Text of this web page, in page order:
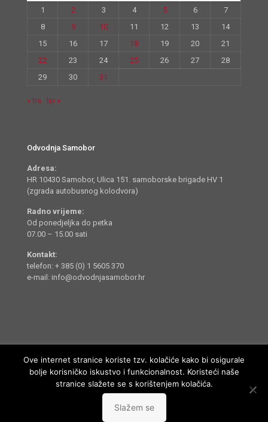
1
2 3 4 5 6
7
8
9 10 11 12 13
14
15
16 17 18 19 20
21
22
23 24 25 26 27
28
29
30 31
« tra lip »
Odvodnja Samobor
Adresa:
HR 10430 Samobor, Ulica 151. samoborske brigade HV 1
(zgrada autobusnog kolodvora)
Radno vrijeme:
Od ponedjeljka do petka
07.00 – 15.00 sati
Kontakt:
telefon: + 385 (0) 1 5605 370
e-mail: info@odvodnjasamobor.hr
Odvodnja Samobor d.o.o. © 2014 - 2022. Sva prava pridržana.
Ove internet stranice koriste tzv. kolačiće kako bi osigurale
bolje korisničko iskustvo i funkcionalnost. Koristeći naše
stranice slažete se s korištenjem kolačića.
Slažem se